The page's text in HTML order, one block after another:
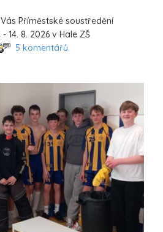
Příměstské soustředění
14. 8. 2026 v Hale ZŠ
5 komentářů